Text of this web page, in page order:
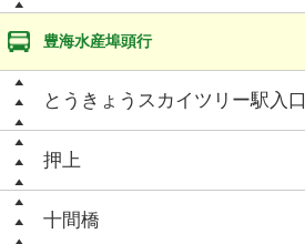
豊海水産埠頭行
とうきょうスカイツリー駅入口
押上
十間橋